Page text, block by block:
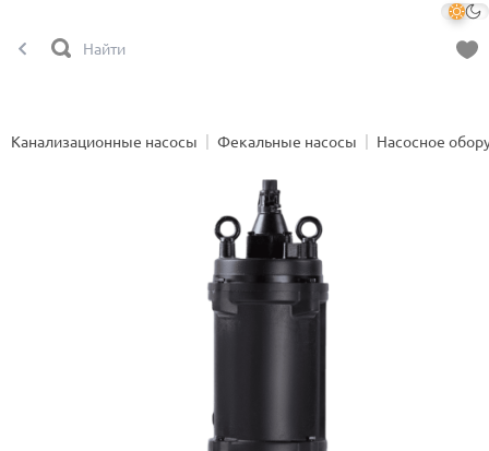
Канализационные насосы Фекальные насосы Насосное